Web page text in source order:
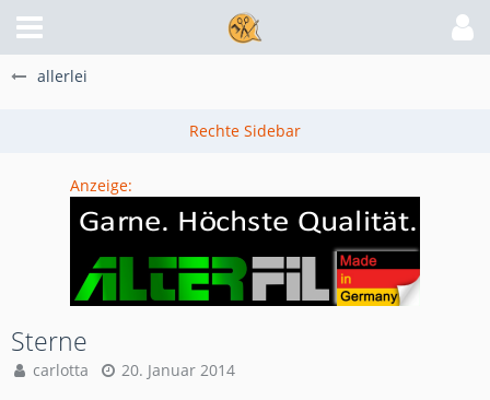
allerlei
Anzeige:
Sterne
carlotta 20. Januar 2014